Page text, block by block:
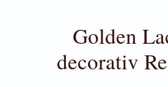
Golden
decorativ